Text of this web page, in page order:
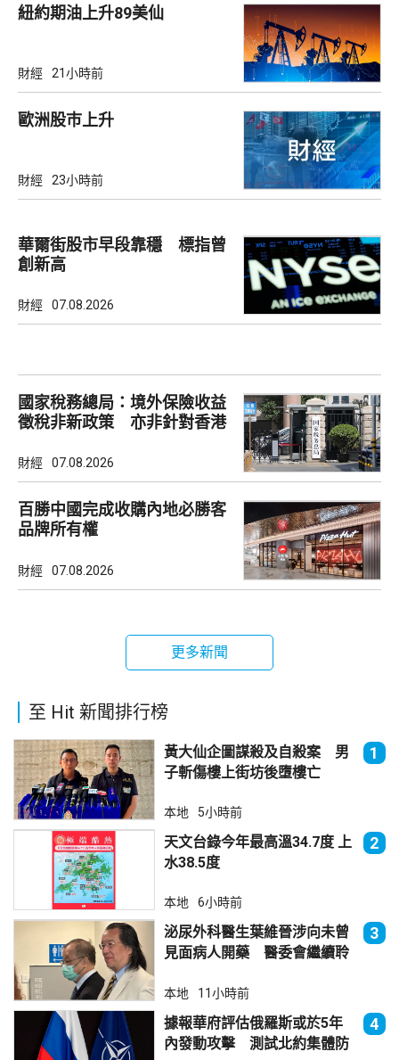
紐約期油上升89美仙
財經 21小時前
歐洲股巿上升
財經 23小時前
華爾街股市早段靠穩 標指曾
創新高
財經 07.08.2026
國家稅務總局：境外保險收益
徵稅非新政策 亦非針對香港
財經 07.08.2026
百勝中國完成收購內地必勝客
品牌所有權
財經 07.08.2026
更多新聞
至 Hit 新聞排行榜
黃大仙企圖謀殺及自殺案 男
子斬傷樓上街坊後墮樓亡
1
本地 5小時前
天文台錄今年最高溫34.7度 上
水38.5度
2
本地 6小時前
泌尿外科醫生葉維晉涉向未曾
見面病人開藥 醫委會繼續聆
3
本地 11小時前
據報華府評估俄羅斯或於5年
內發動攻擊 測試北約集體防
4